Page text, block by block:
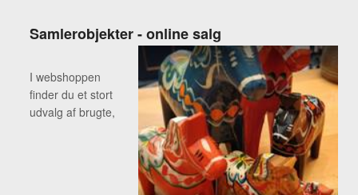
Samlerobjekter - online salg
I webshoppen
finder du et stort
udvalg af brugte,